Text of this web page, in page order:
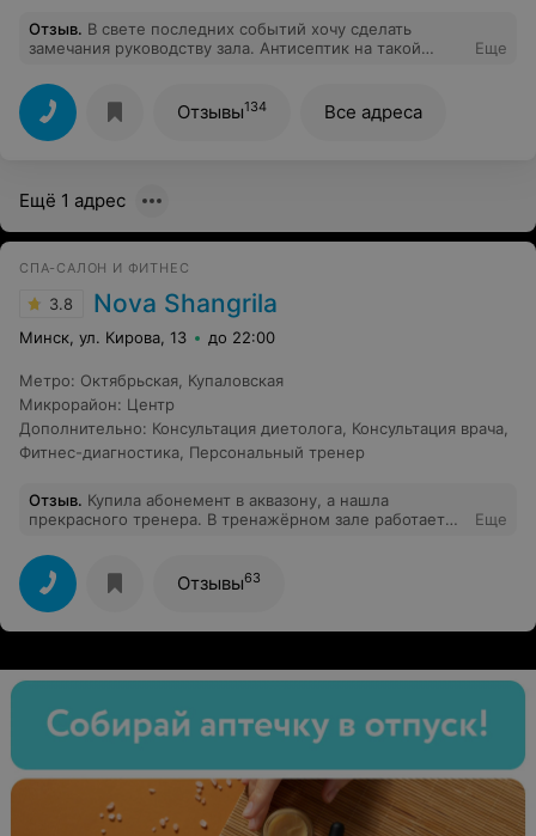
Отзыв. В свете последних событий хочу сделать
замечания руководству зала. Антисептик на такой
Полотенец бумажных вечно нет, да к и самому
устройству нужно хорошо приложиться, чтобы бумагу
из него выкрутить. Организуйте, пожалуйста, хотя бы
несколько точек для обработки рук в зале. Постоянно
Поставьте их на расстоянии 1.5 м друг от друга,
видимо, смысла, раз на антисептике экономите.
безразличны безопасность и здоровье ваших клиентов.
Еще
Отзывы134 Все адреса
Ещё 1 адрес
СПА-САЛОН И ФИТНЕС
3.8 Nova Shangrila
Минск, ул. Кирова, 13 до 22:00
Метро: Октябрьская Купаловская
Микрорайон: Центр
Дополнительно: Консультация диетолога Консультация врача
Фитнес-диагностика Персональный тренер
Отзыв. Купила абонемент в аквазону, а нашла
прекрасного тренера. В тренажёрном зале работает
большое спасибо за продуктивные тренировки! Очень
понравился индивидуальный подход и внимательное
отношение! Теперь ходим к нему вдвоем с сыном.
Еще
Отзывы63